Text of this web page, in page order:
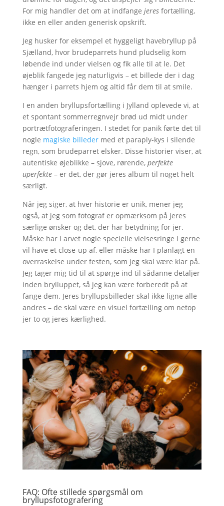
For mig handler det om at indfange jeresfortælling,
ikke en eller anden generisk opskrift.
Jeg husker for eksempel et hyggeligt havebryllup på
Sjælland, hvor brudeparrets hund pludselig kom
løbende ind under vielsen og fik alle til at le. Det
øjeblik fangede jeg naturligvis – et billede der i dag
hænger i parrets hjem og altid får dem til at smile.
I en anden bryllupsfortælling i Jylland oplevede vi, at
et spontant sommerregnvejr brød ud midt under
portrætfotograferingen. I stedet for panik førte det til
nogle magiske billedermed et paraply-kys i silende
regn, som brudeparret elsker. Disse historier viser, at
autentiske øjeblikke – sjove, rørende, perfekte
uperfekte– er det, der gør jeres album til noget helt
særligt.
Når jeg siger, at hver historie er unik, mener jeg
også, at jeg som fotograf er opmærksom på jeres
særlige ønsker og det, der har betydning for jer.
Måske har I arvet nogle specielle vielsesringe I gerne
vil have et close-up af, eller måske har I planlagt en
overraskelse under festen, som jeg skal være klar på.
Jeg tager mig tid til at spørge ind til sådanne detaljer
inden brylluppet, så jeg kan være forberedt på at
fange dem. Jeres bryllupsbilleder skal ikke ligne alle
andres – de skal være en visuel fortælling om netop
jer to og jeres kærlighed.
FAQ: Ofte stillede spørgsmål om
bryllupsfotografering